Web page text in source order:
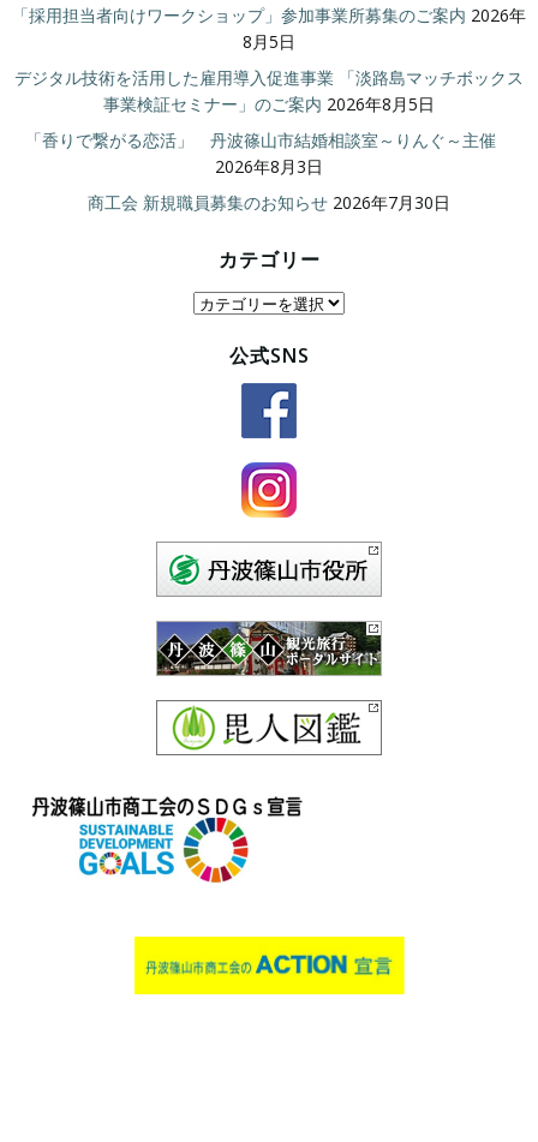
「採用担当者向けワークショップ」参加事業所募集のご案内 2026年
8月5日
デジタル技術を活用した雇用導入促進事業 「淡路島マッチボックス
事業検証セミナー」のご案内 2026年8月5日
「香りで繋がる恋活」 丹波篠山市結婚相談室～りんぐ～主催
2026年8月3日
商工会 新規職員募集のお知らせ 2026年7月30日
カテゴリー
カ
公式SNS